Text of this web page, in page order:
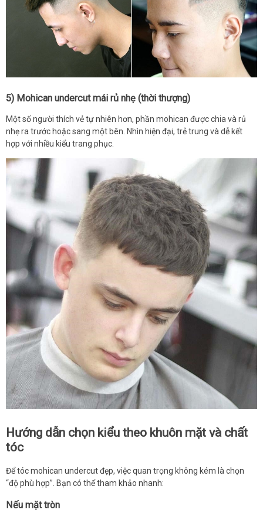
5) Mohican undercut mái rủ nhẹ (thời thượng)
Một số người thích vẻ tự nhiên hơn, phần mohican được chia và rủ
nhẹ ra trước hoặc sang một bên. Nhìn hiện đại, trẻ trung và dễ kết
hợp với nhiều kiểu trang phục.
Hướng dẫn chọn kiểu theo khuôn mặt và chất
tóc
Để tóc mohican undercut đẹp, việc quan trọng không kém là chọn
“độ phù hợp”. Bạn có thể tham khảo nhanh:
Nếu mặt tròn